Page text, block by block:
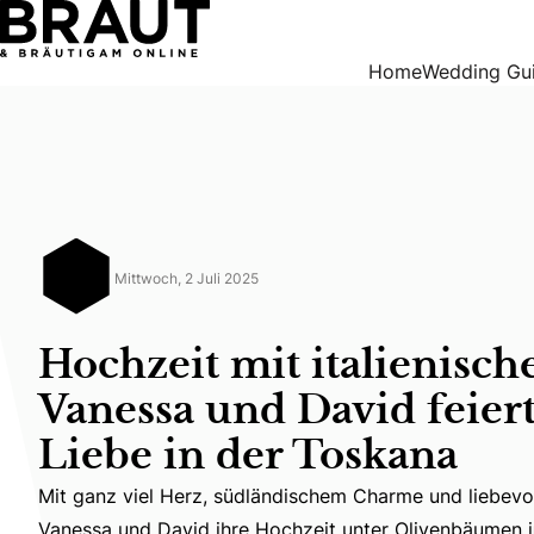
Hochzeit mit italienischem Flair: Vanessa und David
HomeWedding
Mittwoch, 2 Juli 2025
Hochzeit mit
Vanessa und David
Liebe in der Toskana
Mit ganz viel Herz, südländischem Charme und
Mit ganz viel Herz, südländischem Charme und